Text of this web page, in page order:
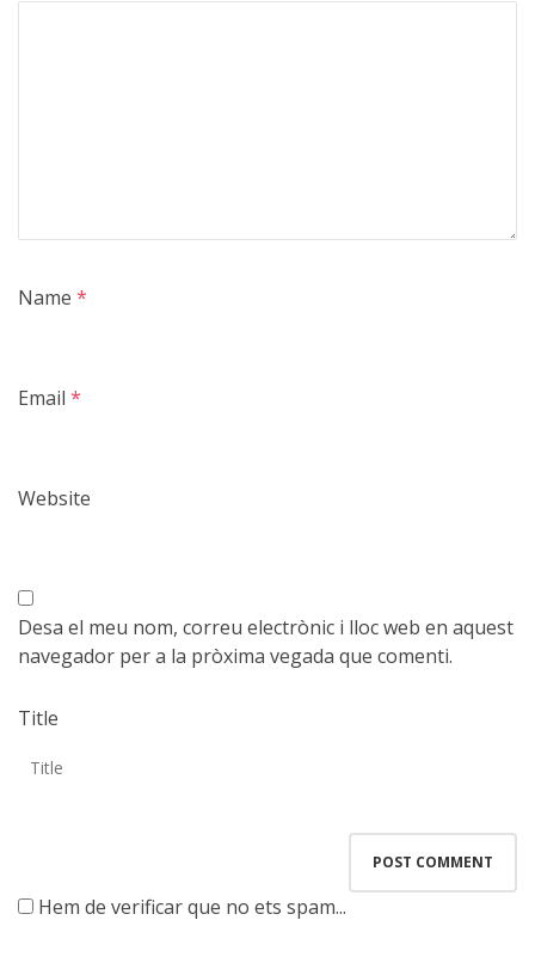
Name *
Email *
Website
Desa el meu nom, correu electrònic i lloc web en aquest
navegador per a la pròxima vegada que comenti.
Title
Hem de verificar que no ets spam...